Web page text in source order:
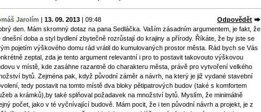
Jarolím | 13. 09. 2013 | 09:48
Odpovědět
den. Mám skromný dotaz na pana Sedláčka. Vaším zásadním argumentem, je fakt, že
dnešní doba a styl bydlení zbytečně rozrůstají do krajiny a přírody. Říkáte, že by jste se
pojetím výškového domu rád vrátil do kumulovaných prostor města. Rád bych se Vás
zeptal, zda je tento argument relevantní i pro to postavit takovouto výškovou
v místě, kde zasáhne razantně do charakteru města, právě pro vytvoření velkého
bytů. Zejména pak, když původní záměr a návrh, na který je již vydané stavební
tedy postavit na tomto místě dva bloky pětipatrových budov (také s komfortem
a krámků),by také splňoval požadavek na množství bytů. Myslím, že minimálně
počet, jako v té vyčnívající budově. Mám pocit, že i ten původní návrh a projekt, je z